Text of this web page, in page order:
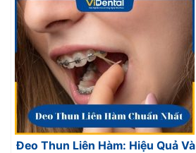
Đeo Thun Liên Hàm: Hiệu Quả Và